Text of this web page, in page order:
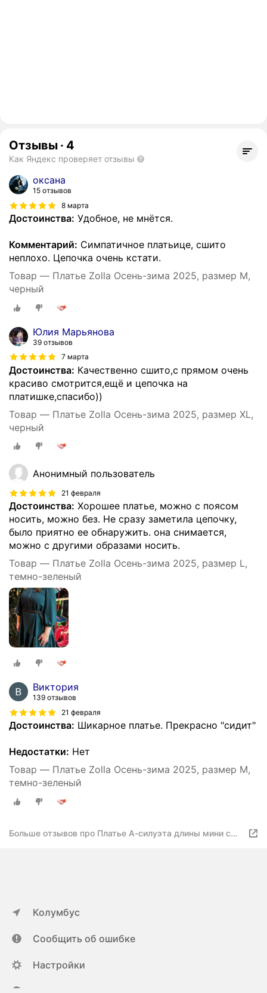
Отзывы · 4
Как Яндекс проверяет отзывы
оксана
15 отзывов
8 марта
Достоинства: Удобное, не мнётся.
Комментарий: Симпатичное платьице, сшито
неплохо. Цепочка очень кстати.
Товар — Платье Zolla Осень-зима 2025, размер M,
черный
Юлия Марьянова
39 отзывов
7 марта
Достоинства: Качественно сшито,с прямом очень
красиво смотрится,ещё и цепочка на
платишке,спасибо))
Товар — Платье Zolla Осень-зима 2025, размер XL,
черный
Анонимный пользователь
21 февраля
Достоинства: Хорошее платье, можно с поясом
носить, можно без. Не сразу заметила цепочку,
было приятно ее обнаружить. она снимается,
можно с другими образами носить.
Товар — Платье Zolla Осень-зима 2025, размер L,
темно-зеленый
Виктория
139 отзывов
21 февраля
Достоинства: Шикарное платье. Прекрасно "сидит"
Недостатки: Нет
Товар — Платье Zolla Осень-зима 2025, размер M,
темно-зеленый
Больше отзывов про Платье А-силуэта длины мини с
Колумбус
Сообщить об ошибке
Настройки